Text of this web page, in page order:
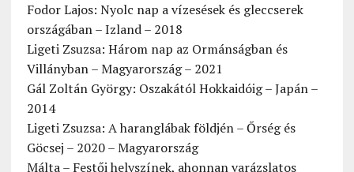
Fodor Lajos: Nyolc nap a vízesések és gleccserek
országában – Izland – 2018
Ligeti Zsuzsa: Három nap az Ormánságban és
Villányban – Magyarország – 2021
Gál Zoltán György: Oszakától Hokkaidóig – Japán –
2014
Ligeti Zsuzsa: A haranglábak földjén – Őrség és
Göcsej – 2020 – Magyarország
Málta – Festői helyszínek, ahonnan varázslatos